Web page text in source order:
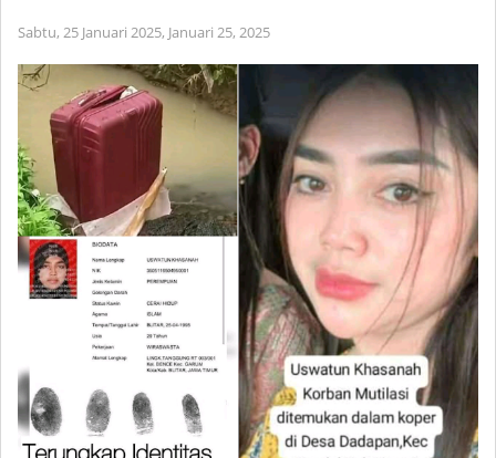
Sabtu, 25 Januari 2025, Januari 25, 2025